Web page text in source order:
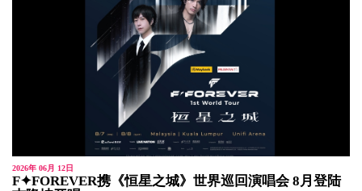
2026年 06月 12日
F✦FOREVER携《恒星之城》世界巡回演唱会 8月登陆